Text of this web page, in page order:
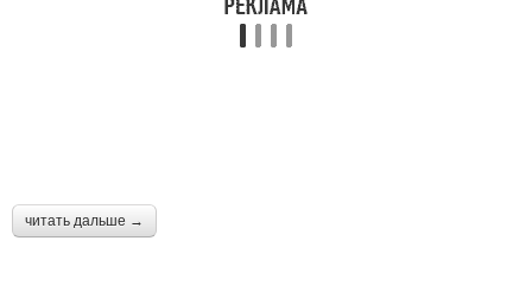
читать дальше →